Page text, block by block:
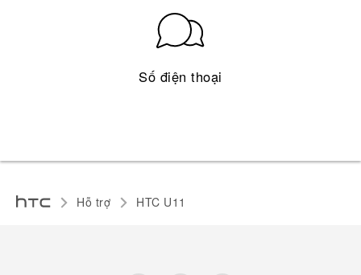
Số điện thoại
Hỗ trợ HTC U11‎